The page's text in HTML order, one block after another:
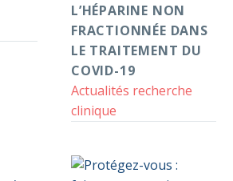
le
traitement
du
covid-
19
L’HÉPARINE NON
FRACTIONNÉE DANS
LE TRAITEMENT DU
COVID-19
Actualités recherche
clinique